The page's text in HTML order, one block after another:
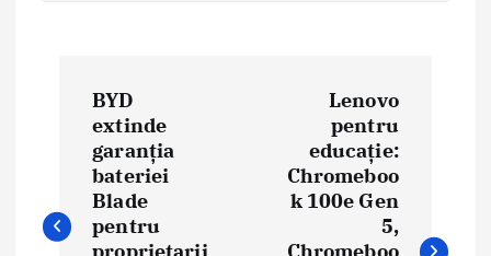
i
BYD
extinde
garanția
bateriei
Blade
pentru
proprietarii
Lenovo
pentru
educație:
Chromeboo
k 100e Gen
5,
Chromeboo